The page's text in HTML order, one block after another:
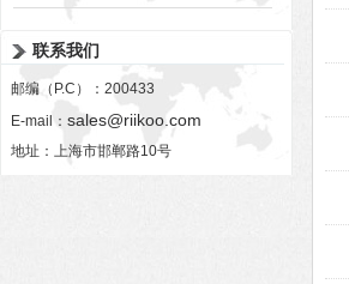
联系我们
邮编（P.C）：200433
E-mail： sales@riikoo.com
地址：上海市邯郸路10号